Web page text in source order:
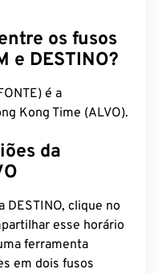
os fusos
e DESTINO?
é a
Kong Time (ALVO).
da
DESTINO, clique no
esse horário
ferramenta
em dois fusos